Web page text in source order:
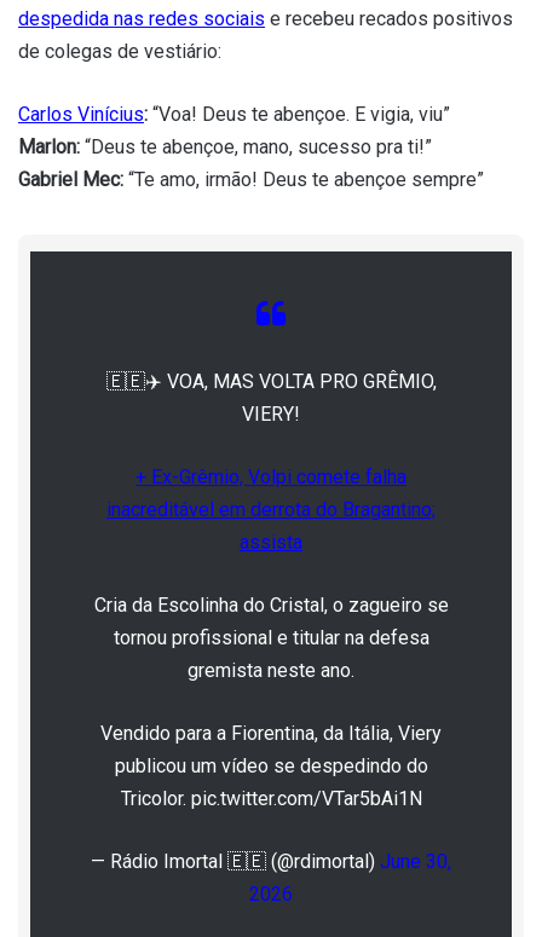
despedida nas redes sociais e recebeu recados positivos
de colegas de vestiário:
Carlos Vinícius: “Voa! Deus te abençoe. E vigia, viu”
Marlon: “Deus te abençoe, mano, sucesso pra ti!”
Gabriel Mec: “Te amo, irmão! Deus te abençoe sempre”
🇪🇪✈️ VOA, MAS VOLTA PRO GRÊMIO,
VIERY!
+ Ex-Grêmio, Volpi comete falha
inacreditável em derrota do Bragantino;
assista
Cria da Escolinha do Cristal, o zagueiro se
tornou profissional e titular na defesa
gremista neste ano.
Vendido para a Fiorentina, da Itália, Viery
publicou um vídeo se despedindo do
Tricolor. pic.twitter.com/VTar5bAi1N
— Rádio Imortal 🇪🇪 (@rdimortal) June 30,
2026